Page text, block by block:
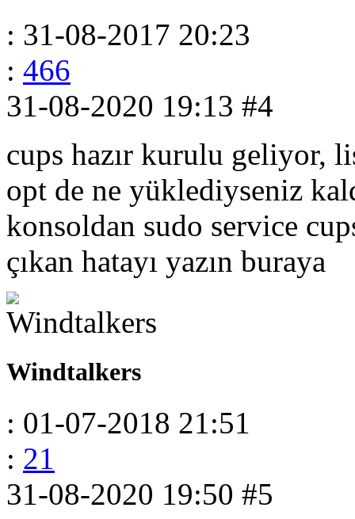
: 31-08-2017 20:23
: 466
31-08-2020 19:13 #4
cups hazır kurulu geliyor,
opt de ne yüklediyseniz
konsoldan sudo service
çıkan hatayı yazın buraya
Windtalkers
: 01-07-2018 21:51
: 21
31-08-2020 19:50 #5